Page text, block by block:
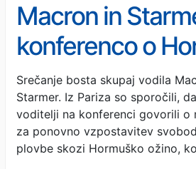
Macron in
konferenco o
ožini
Srečanje bosta skupaj vodila
Starmer. Iz Pariza so sporočili,
voditelji na konferenci govorili o
za ponovno vzpostavitev
plovbe skozi Hormuško ožino,